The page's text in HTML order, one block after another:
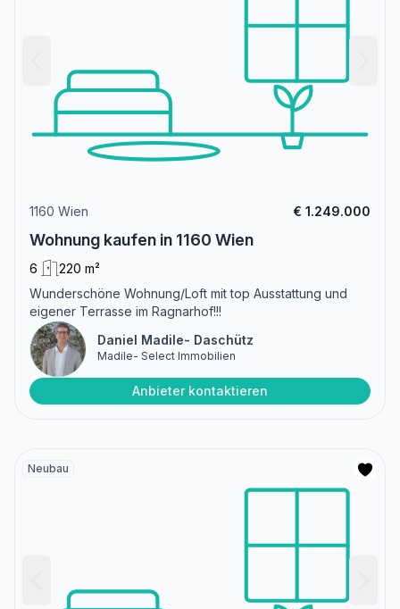
1160 Wien € 1.249.000
Wohnung kaufen in 1160 Wien
6
220 m²
Wunderschöne Wohnung/Loft mit top Ausstattung und
eigener Terrasse im Ragnarhof!!!
Daniel Madile- Daschütz
Madile- Select Immobilien
Anbieter kontaktieren
Neubau